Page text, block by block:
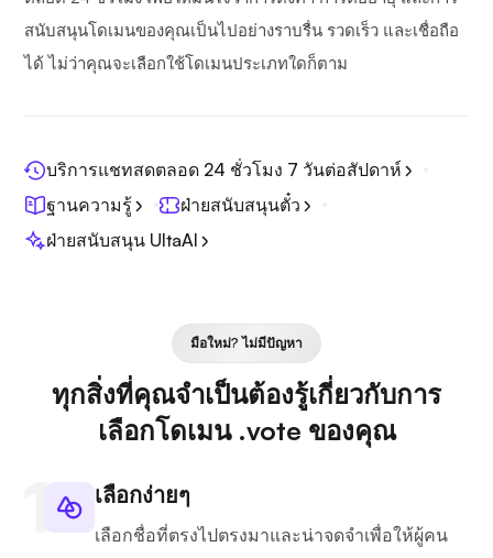
สนับสนุนโดเมนของคุณเป็นไปอย่างราบรื่น รวดเร็ว และเชื่อถือ
ได้ ไม่ว่าคุณจะเลือกใช้โดเมนประเภทใดก็ตาม
บริการแชทสดตลอด 24 ชั่วโมง 7 วันต่อสัปดาห์
ฐานความรู้
ฝ่ายสนับสนุนตั๋ว
ฝ่ายสนับสนุน UltaAI
มือใหม่? ไม่มีปัญหา
ทุกสิ่งที่คุณจำเป็นต้องรู้เกี่ยวกับการ
เลือกโดเมน .vote ของคุณ
เลือกง่ายๆ
เลือกชื่อที่ตรงไปตรงมาและน่าจดจำเพื่อให้ผู้คน